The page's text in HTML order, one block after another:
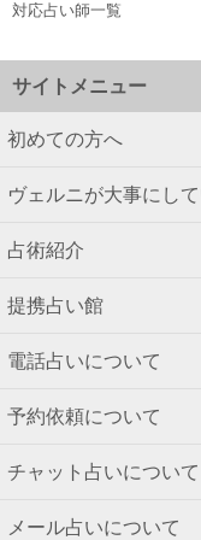
対応占い師一覧
サイトメニュー
初めての方へ
ヴェルニが大事にし
占術紹介
提携占い館
電話占いについて
予約依頼について
チャット占いについて
メール占いについて